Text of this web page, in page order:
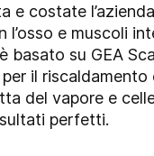
e costate
e muscoli
basato su GEA
il riscaldamento
del vapore e
perfetti.